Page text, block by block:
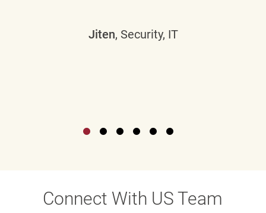
Jiten, Security, IT
Connect With US Team